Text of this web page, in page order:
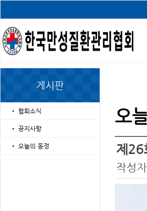
게시판
• 협회소식
• 공지사항
• 오늘의 동정
오
제26
작성자